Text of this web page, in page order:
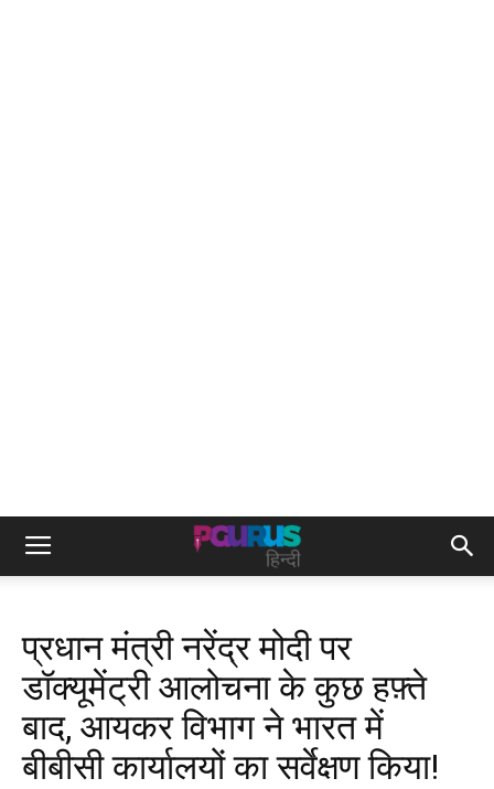
प्रधान मंत्री नरेंद्र मोदी पर
डॉक्यूमेंट्री आलोचना के कुछ हफ़्ते
बाद, आयकर विभाग ने भारत में
बीबीसी कार्यालयों का सर्वेक्षण किया!